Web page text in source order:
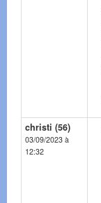
christi (56)
03/09/2023 à
12:32